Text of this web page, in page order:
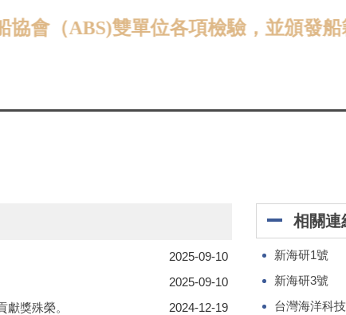
雙單位各項檢驗，並頒發船籍證書
2025-09-10
2025-09-10
獎殊榮。
2024-12-19
相關連
新海研1號
新海研3號
台灣海洋科